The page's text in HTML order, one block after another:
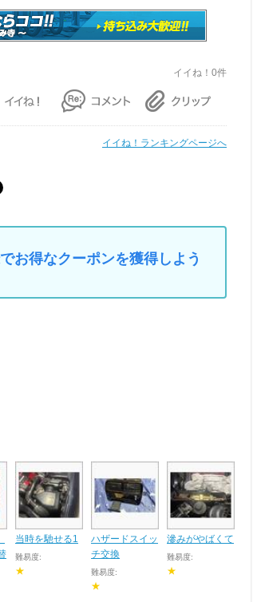
イイね！0件
イイね！ランキングページへ
お得なクーポンを獲得しよう
当時を馳せる1
難易度:
★
ハザードスイッ
チ交換
難易度:
★
滲みがやばくて
難易度:
★